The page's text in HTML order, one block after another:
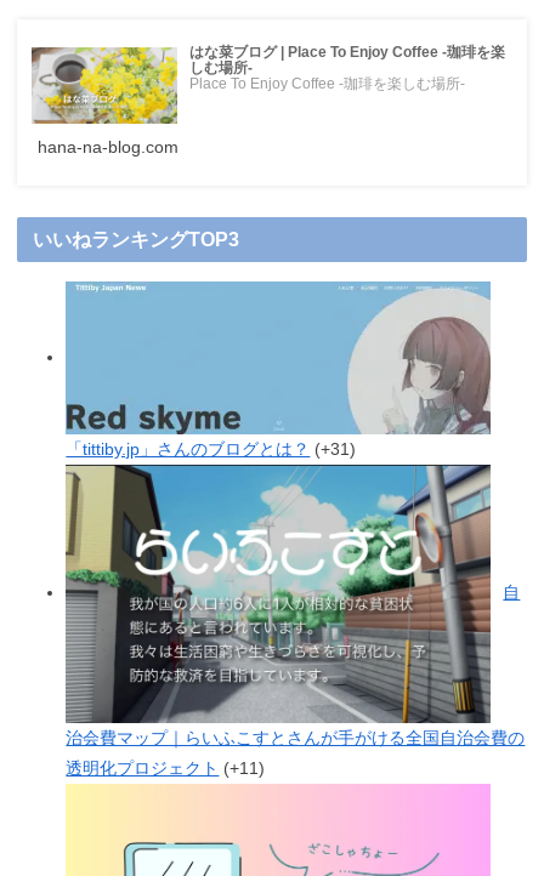
はな菜ブログ | Place To Enjoy Coffee -珈琲を楽
しむ場所-
Place To Enjoy Coffee -珈琲を楽しむ場所-
hana-na-blog.com
いいねランキングTOP3
「tittiby.jp」さんのブログとは？ +31
自
治会費マップ｜らいふこすとさんが手がける全国自治会費の
透明化プロジェクト
+11